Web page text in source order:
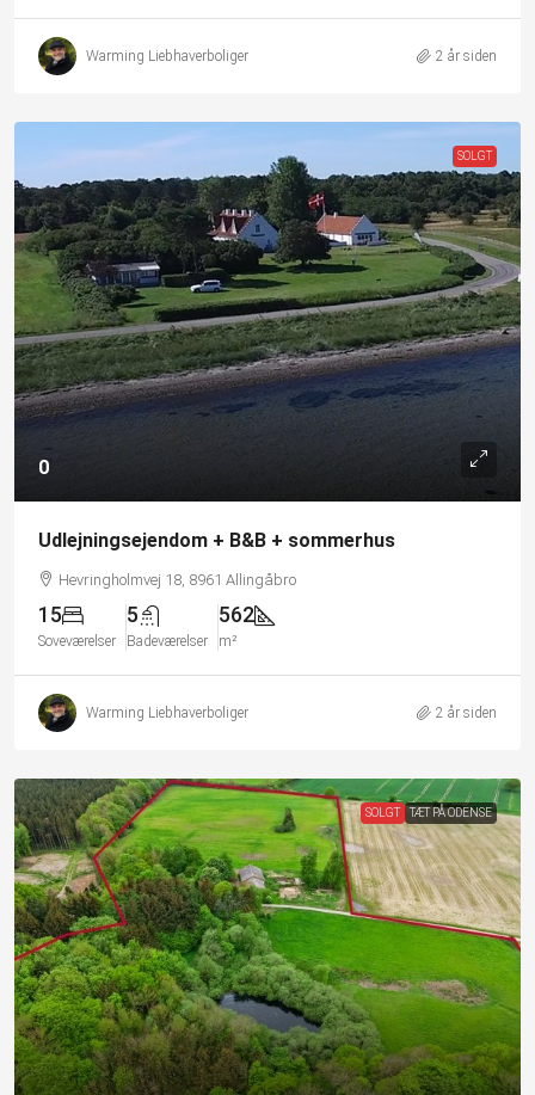
Warming Liebhaverboliger 2 år siden
SOLGT
0
Udlejningsejendom + B&B + sommerhus
Hevringholmvej 18, 8961 Allingåbro
15
Soveværelser
5
Badeværelser
562
m²
Warming Liebhaverboliger 2 år siden
SOLGT TÆT PÅ ODENSE